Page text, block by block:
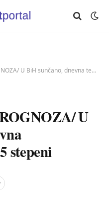
BiH sunčano, dnevna temperatura do 25 stepeni
U
stepeni